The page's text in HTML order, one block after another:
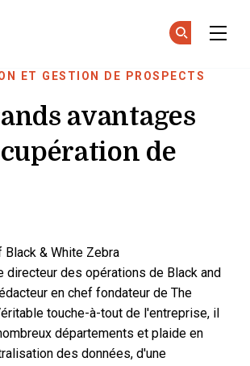
ET GESTION DE PROSPECTS
avantages
de
Black & White Zebra
directeur des opérations de Black and
en chef fondateur de The
touche-à-tout de l'entreprise, il
départements et plaide en
des données, d'une